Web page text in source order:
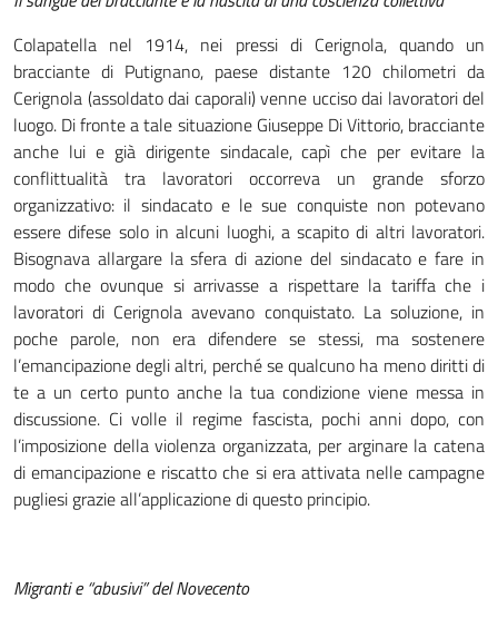
Colapatella nel 1914, nei pressi di Cerignola, quando un
bracciante di Putignano, paese distante 120 chilometri da
Cerignola (assoldato dai caporali) venne ucciso dai lavoratori del
luogo. Di fronte a tale situazione Giuseppe Di Vittorio, bracciante
anche lui e già dirigente sindacale, capì che per evitare la
conflittualità tra lavoratori occorreva un grande sforzo
organizzativo: il sindacato e le sue conquiste non potevano
essere difese solo in alcuni luoghi, a scapito di altri lavoratori.
Bisognava allargare la sfera di azione del sindacato e fare in
modo che ovunque si arrivasse a rispettare la tariffa che i
lavoratori di Cerignola avevano conquistato. La soluzione, in
poche parole, non era difendere se stessi, ma sostenere
l’emancipazione degli altri, perché se qualcuno ha meno diritti di
te a un certo punto anche la tua condizione viene messa in
discussione. Ci volle il regime fascista, pochi anni dopo, con
l’imposizione della violenza organizzata, per arginare la catena
di emancipazione e riscatto che si era attivata nelle campagne
pugliesi grazie all’applicazione di questo principio.
Migranti e “abusivi” del Novecento